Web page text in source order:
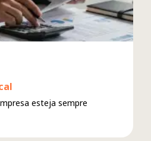
esteja sempre